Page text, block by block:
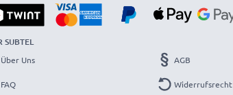
SUBTEL
Über Uns
FAQ
AGB
Widerrufsrecht